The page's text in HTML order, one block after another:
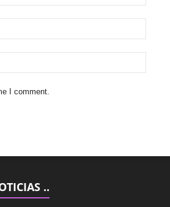
I comment.
..